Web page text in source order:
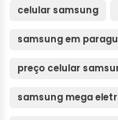
celular samsung
samsung em
preço celular
samsung mega